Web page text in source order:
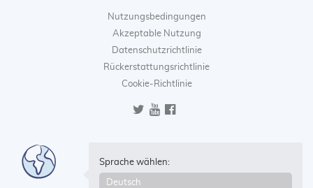
Nutzungsbedingungen
Akzeptable Nutzung
Datenschutzrichtlinie
Rückerstattungsrichtlinie
Cookie-Richtlinie
Sprache wählen: